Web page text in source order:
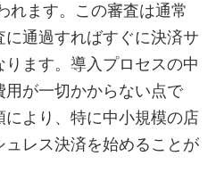
れます。この審査は通常
通過すればすぐに決済サ
ます。導入プロセスの中
が一切かからない点で
より、特に中小規模の店
レス決済を始めることが